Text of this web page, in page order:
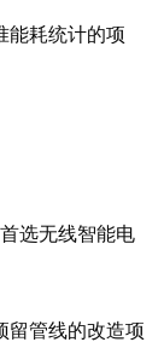
能耗统计的项
选无线智能电
留管线的改造项